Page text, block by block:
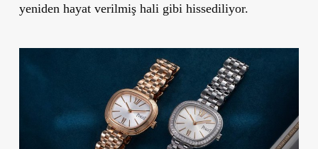
yeniden hayat verilmiş hali gibi hissediliyor.